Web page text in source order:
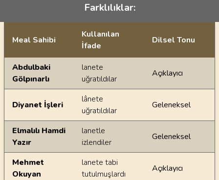
Farklılıklar:
Ayetin meallerindeki dilsel farklılıklar
Meal Sahibi
Kullanılan
İfade
Dilsel Tonu
Abdulbaki
Gölpınarlı
lanete
uğratıldılar
Açıklayıcı
Diyanet İşleri
lânete
uğratıldılar
Geleneksel
Elmalılı Hamdi
Yazır
lanetle
izlendiler
Geleneksel
Mehmet
Okuyan
lanete tabi
tutulmuşlardı
Açıklayıcı